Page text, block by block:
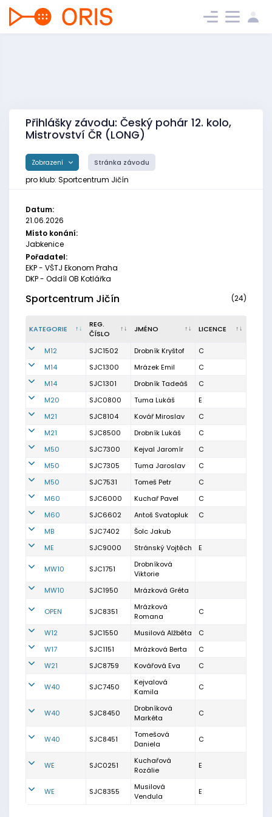
Přihlášky závodu: Český pohár 12. kolo,
Mistrovství ČR (LONG)
Zobrazení Stránka závodu
pro klub: Sportcentrum Jičín
Datum:
21.06.2026
Místo konání:
Jabkenice
Pořadatel:
EKP - VŠTJ Ekonom Praha
DKP - Oddíl OB Kotlářka
Sportcentrum Jičín (24)
KATEGORIE
REG.
ČÍSLO
JMÉNO LICENCE
M12 SJC1502 Drobník Kryštof
C
M14
SJC1300 Mrázek Emil
C
M14
SJC1301 Drobník Tadeáš
C
M20
SJC0800 Tuma Lukáš
E
M21
SJC8104 Kovář Miroslav
C
M21
SJC8500 Drobník Lukáš
C
M50
SJC7300 Kejval Jaromír
C
M50
SJC7305 Tuma Jaroslav
C
M50
SJC7531 Tomeš Petr
C
M60
SJC6000 Kuchař Pavel
C
M60
SJC6602 Antoš Svatopluk
C
MB
SJC7402
Šolc Jakub
ME
SJC9000 Stránský Vojtěch E
MW10 SJC1751
Drobníková
Viktorie
MW10
SJC1950 Mrázková Gréta
OPEN SJC8351
Mrázková
Romana
C
W12 SJC1550 Musilová Alžběta
C
W17
SJC1151 Mrázková Berta
C
W21
SJC8759 Kovářová Eva C
W40 SJC7450
Kejvalová
Kamila
C
W40 SJC8450
Drobníková
Markéta
C
W40 SJC8451
Tomešová
Daniela
C
WE SJC0251
Kuchařová
Rozálie
E
WE SJC8355
Musilová
Vendula
E